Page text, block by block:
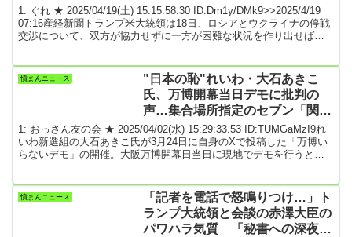
1: ぐれ ★ 2025/04/19(土) 15:15:58.30 ID:Dm1y/DMk9>>2025/4/19
07:16産経新聞トランプ米大統領は18日、ロシアとウクライナの停戦
交渉について、双方が協力せずに一方が困難な状況を作り出せば、
ホワイトハウスで記者団に語った。ルビオ国務長官は17日、ロシア
のラブロフ外相との電話で、早期に交渉が進展しなければ「数日以
憤まんニュース
"日本の恥"れいわ・大石あきこ
氏、万博開幕当日デモに批判の
声…集合場所指定のセブン「関与
はしておりません」と困惑
1: おっさん友の会 ★ 2025/04/02(水) 15:29:33.53 ID:TUMGaMzI9れ
いわ新選組の大石あきこ氏が3月24日に自身のXで投稿した「万博い
らないデモ」の開催。大阪万博開幕日当日に現地でデモを行うとい
てみるとまた、集合場所が『セブン-イレブン大阪夢洲店横』、デモ
コースが港区・南港・北港連絡線沿いをぐるりと1周するコースにな
っていたことを受けて、《集...
憤まんニュース
「記者を電話で怒鳴りつけ…」ト
ランプ大統領と会談の赤澤大臣の
パワハラ気質 「秘書への深夜メ